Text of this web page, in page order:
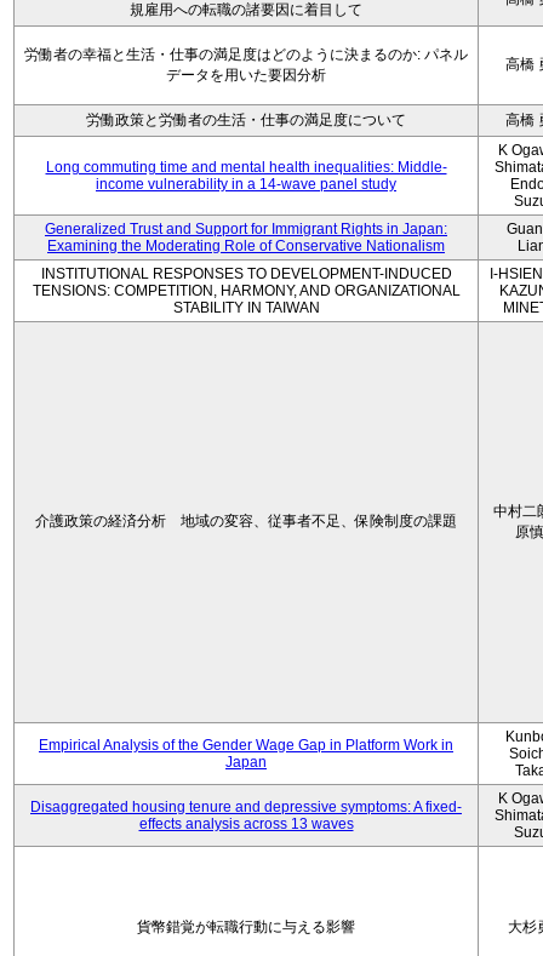
規雇用への転職の諸要因に着目して
労働者の幸福と生活・仕事の満足度はどのように決まるのか: パネル
データを用いた要因分析
高橋
労働政策と労働者の生活・仕事の満足度について 高橋
Long commuting time and mental health inequalities: Middle-
income vulnerability in a 14-wave panel study
K
Generalized Trust and Support for Immigrant Rights in Japan:
Examining the Moderating Role of Conservative Nationalism
INSTITUTIONAL RESPONSES TO DEVELOPMENT-INDUCED
TENSIONS: COMPETITION, HARMONY, AND ORGANIZATIONAL
STABILITY IN TAIWAN
I-
介護政策の経済分析 地域の変容、従事者不足、保険制度の課題
中村二
原
Empirical Analysis of the Gender Wage Gap in Platform Work in
Japan
Disaggregated housing tenure and depressive symptoms: A fixed-
effects analysis across 13 waves
K
貨幣錯覚が転職行動に与える影響 大杉